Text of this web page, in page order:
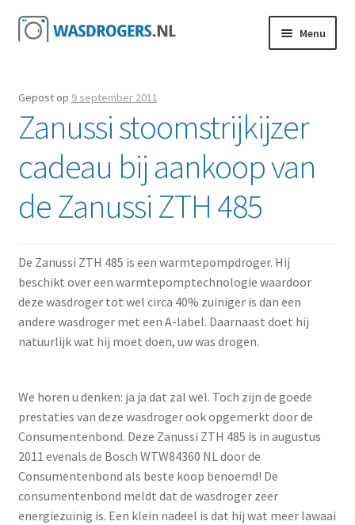
Ga door naar navigatie
Ga direct naar de inhoud Menu
Gepost op 9 september 2011
Zanussi stoomstrijkijzer
cadeau bij aankoop van
de Zanussi ZTH 485
De Zanussi ZTH 485 is een warmtepompdroger. Hij
beschikt over een warmtepomptechnologie waardoor
deze wasdroger tot wel circa 40% zuiniger is dan een
andere wasdroger met een A-label. Daarnaast doet hij
natuurlijk wat hij moet doen, uw was drogen.
We horen u denken: ja ja dat zal wel. Toch zijn de goede
prestaties van deze wasdroger ook opgemerkt door de
Consumentenbond. Deze Zanussi ZTH 485 is in augustus
2011 evenals de Bosch WTW84360 NL door de
Consumentenbond als beste koop benoemd! De
consumentenbond meldt dat de wasdroger zeer
energiezuinig is. Een klein nadeel is dat hij wat meer lawaai